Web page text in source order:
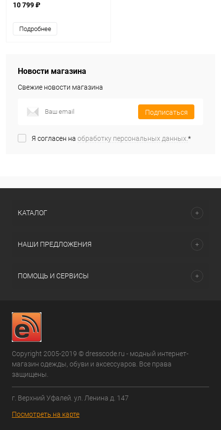
10 799 ₽
Подробнее
Новости магазина
Свежие новости магазина
Подписаться
Я согласен на обработку персональных данных.*
КАТАЛОГ
НАШИ ПРЕДЛОЖЕНИЯ
ПОМОЩЬ И СЕРВИСЫ
Copyright 2005-2019 © dresscode.ru - модный интернет-
магазин одежды, обуви и аксессуаров. Все права
защищены.
г. Верхний Уфалей. ул. Ленина д. 147
Посмотреть на карте